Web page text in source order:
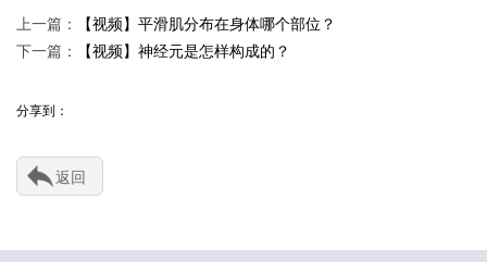
上一篇：
【视频】平滑肌分布在身体哪个部位？
下一篇：
【视频】神经元是怎样构成的？
分享到：
返回